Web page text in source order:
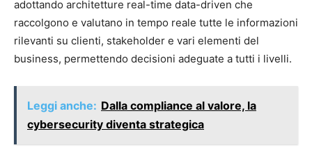
adottando architetture real-time data-driven che
raccolgono e valutano in tempo reale tutte le informazioni
rilevanti su clienti, stakeholder e vari elementi del
business, permettendo decisioni adeguate a tutti i livelli.
Leggi anche: Dalla compliance al valore, la
cybersecurity diventa strategica